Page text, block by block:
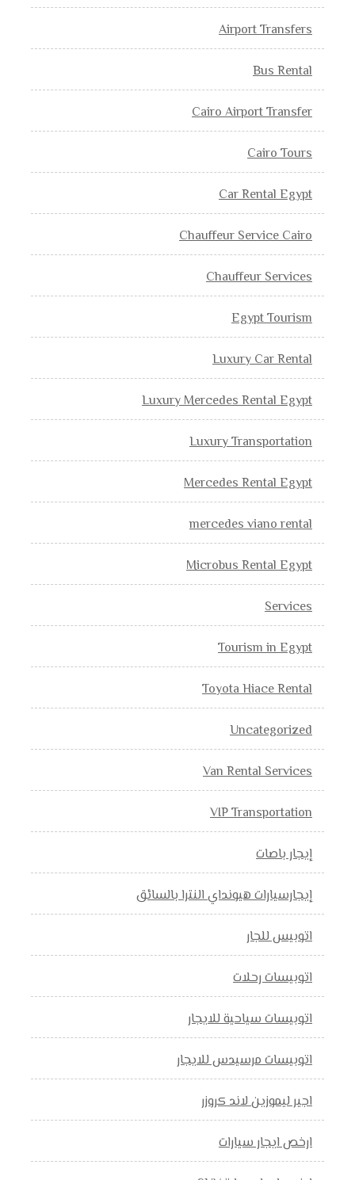
Airport Transfers
Bus Rental
Cairo Airport Transfer
Cairo Tours
Car Rental Egypt
Chauffeur Service Cairo
Chauffeur Services
Egypt Tourism
Luxury Car Rental
Luxury Mercedes Rental Egypt
Luxury Transportation
Mercedes Rental Egypt
mercedes viano rental
Microbus Rental Egypt
Services
Tourism in Egypt
Toyota Hiace Rental
Uncategorized
Van Rental Services
VIP Transportation
إيجار باصات
إيجارسيارات هيونداي النترا بالسائق
اتوبيس للجار
اتوبيسات رحلات
اتوبيسات سياحية للايجار
اتوبيسات مرسيدس للايجار
اجير ليموزين لاند كروزر
ارخص ايجار سيارات